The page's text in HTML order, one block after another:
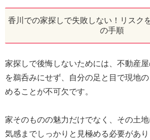
香川での家探しで失敗しない！リスク
の手順
家探しで後悔しないためには、不動産
を鵜呑みにせず、自分の足と目で現地
めることが不可欠です。
家そのものの魅力だけでなく、その土
気感までしっかりと見極める必要があり